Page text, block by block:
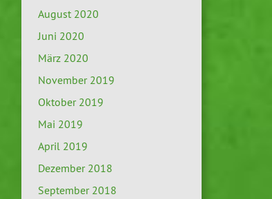
August 2020
Juni 2020
März 2020
November 2019
Oktober 2019
Mai 2019
April 2019
Dezember 2018
September 2018